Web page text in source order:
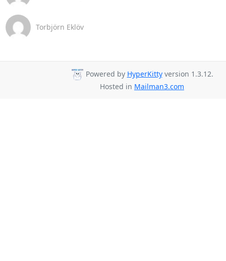
Torbjörn Eklöv
Powered by HyperKittyversion 1.3.12.
Hosted in Mailman3.com